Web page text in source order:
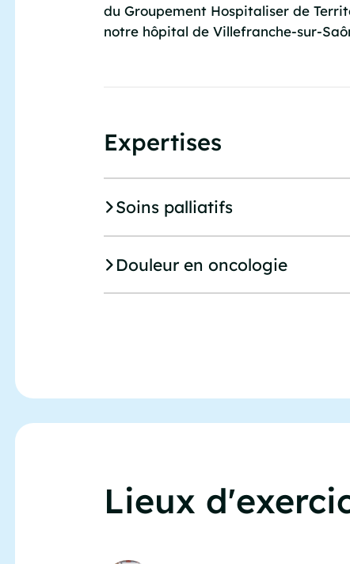
du Groupement Hospitaliser de
notre hôpital de Villefranche-sur-
Expertises
Soins palliatifs
Douleur en oncologie
Lieux